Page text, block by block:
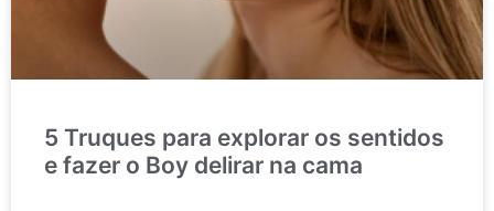
5 Truques para explorar os sentidos
e fazer o Boy delirar na cama